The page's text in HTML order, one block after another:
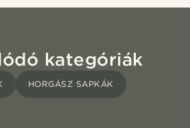
kategóriák
HORGÁSZ SAPKÁK